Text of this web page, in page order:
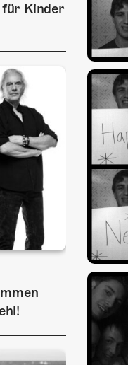
Kinder